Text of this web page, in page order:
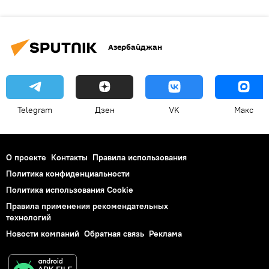
Азербайджан
Telegram Дзен VK Макс
О проекте Контакты Правила использования
Политика конфиденциальности
Политика использования Cookie
Правила применения рекомендательных
технологий
Новости компаний Обратная связь Реклама